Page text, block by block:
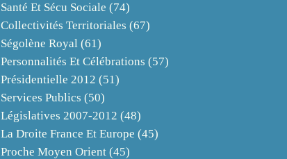
Santé Et Sécu Sociale (74)
Collectivités Territoriales (67)
Ségolène Royal (61)
Personnalités Et Célébrations (57)
Présidentielle 2012 (51)
Services Publics (50)
Législatives 2007-2012 (48)
La Droite France Et Europe (45)
Proche Moyen Orient (45)